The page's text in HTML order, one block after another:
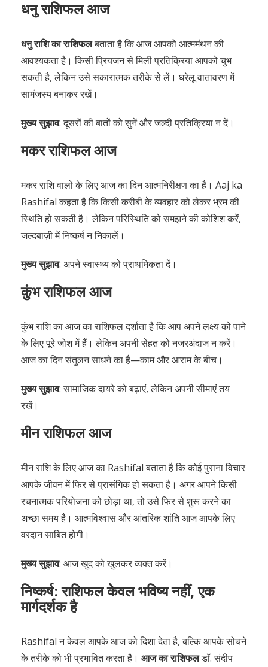
धनु राशिफल आज
धनु राशि का राशिफलबताता है कि आज आपको आत्ममंथन की
आवश्यकता है। किसी प्रियजन से मिली प्रतिक्रिया आपको चुभ
सकती है, लेकिन उसे सकारात्मक तरीके से लें। घरेलू वातावरण में
सामंजस्य बनाकर रखें।
मुख्य सुझाव: दूसरों की बातों को सुनें और जल्दी प्रतिक्रिया न दें।
मकर राशिफल आज
मकर राशि वालों के लिए आज का दिन आत्मनिरीक्षण का है। Aaj ka
Rashifal कहता है कि किसी करीबी के व्यवहार को लेकर भ्रम की
स्थिति हो सकती है। लेकिन परिस्थिति को समझने की कोशिश करें,
जल्दबाज़ी में निष्कर्ष न निकालें।
मुख्य सुझाव: अपने स्वास्थ्य को प्राथमिकता दें।
कुंभ राशिफल आज
कुंभ राशि का आज का राशिफल दर्शाता है कि आप अपने लक्ष्य को पाने
के लिए पूरे जोश में हैं। लेकिन अपनी सेहत को नजरअंदाज न करें।
आज का दिन संतुलन साधने का है—काम और आराम के बीच।
मुख्य सुझाव: सामाजिक दायरे को बढ़ाएं, लेकिन अपनी सीमाएं तय
रखें।
मीन राशिफल आज
मीन राशि के लिए आज का Rashifal बताता है कि कोई पुराना विचार
आपके जीवन में फिर से प्रासंगिक हो सकता है। अगर आपने किसी
रचनात्मक परियोजना को छोड़ा था, तो उसे फिर से शुरू करने का
अच्छा समय है। आत्मविश्वास और आंतरिक शांति आज आपके लिए
वरदान साबित होगी।
मुख्य सुझाव: आज खुद को खुलकर व्यक्त करें।
निष्कर्ष: राशिफल केवल भविष्य नहीं, एक
मार्गदर्शक है
Rashifal न केवल आपके आज को दिशा देता है, बल्कि आपके सोचने
के तरीके को भी प्रभावित करता है। आज का राशिफलडॉ. संदीप